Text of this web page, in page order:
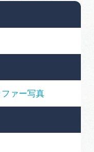
岐阜県」
ァー写真